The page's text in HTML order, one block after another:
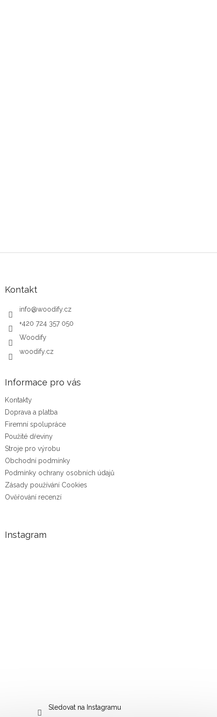
Kontakt
info@woodify.cz
+420 724 357 050
Woodify
woodify.cz
Informace pro vás
Kontakty
Doprava a platba
Firemní spolupráce
Použité dřeviny
Stroje pro výrobu
Obchodní podmínky
Podmínky ochrany osobních údajů
Zásady používání Cookies
Ověřování recenzí
Instagram
Sledovat na Instagramu